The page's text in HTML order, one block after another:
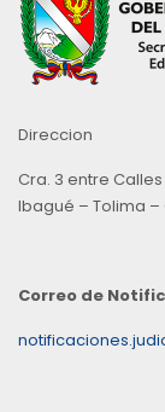
Direccion
Cra. 3 entre Calles
Ibagué – Tolima
Correo de